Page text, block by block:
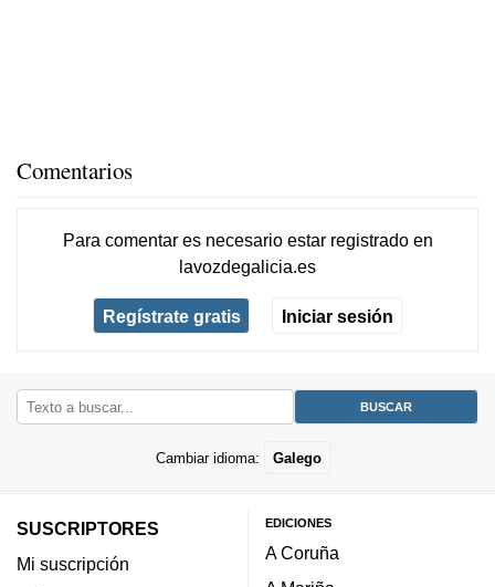
Comentarios
Para comentar es necesario estar registradoen
lavozdegalicia.es
Regístrate gratis Iniciar sesión
Cambiar idioma: Galego
SUSCRIPTORES
Mi suscripción
EDICIONES
A Coruña